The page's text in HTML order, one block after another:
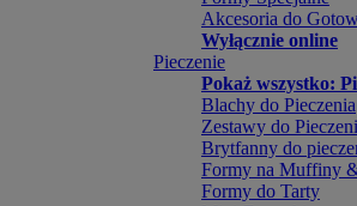
Akcesoria do
Wyłącznie online
Pieczenie
Pokaż wszystko:
Blachy do Pieczenia
Zestawy do
Brytfanny do
Formy na Muffiny
Formy do Tarty